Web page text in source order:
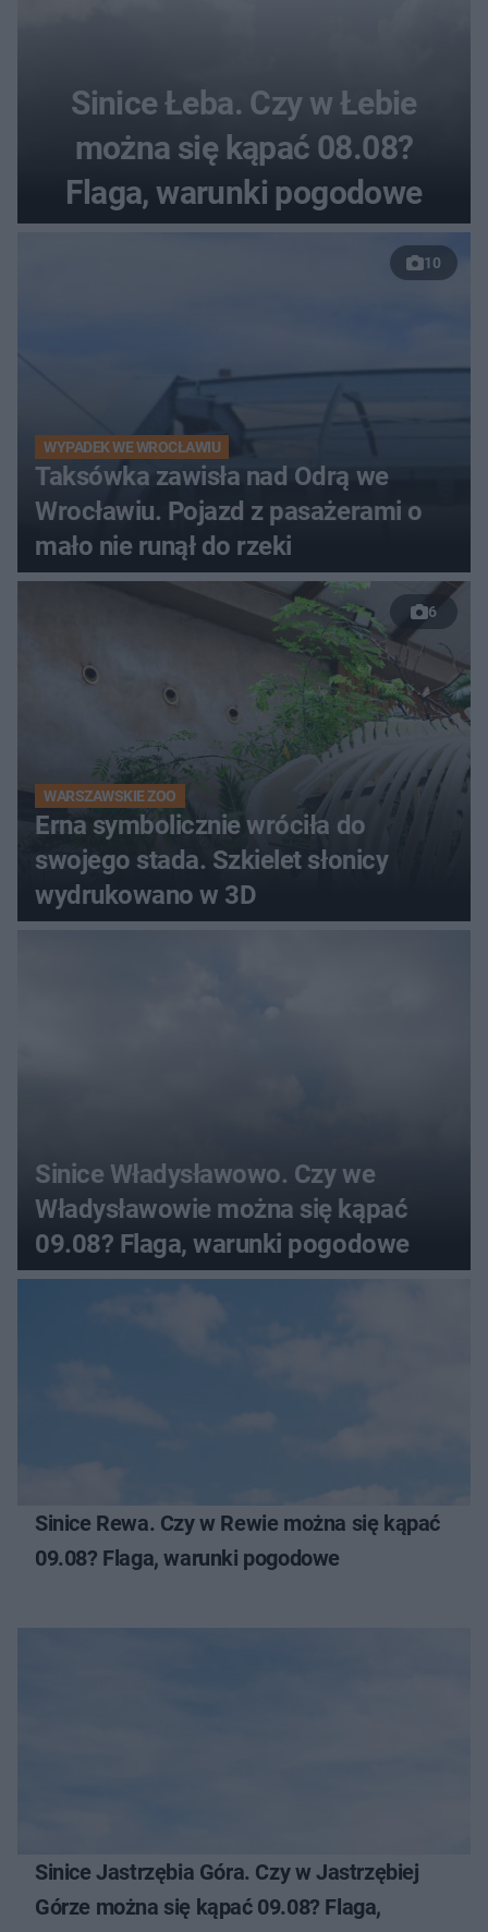
Sinice Łeba. Czy w Łebie
można się kąpać 08.08?
Flaga, warunki pogodowe
10
WYPADEK WE WROCŁAWIU
Taksówka zawisła nad Odrą we
Wrocławiu. Pojazd z pasażerami o
mało nie runął do rzeki
6
WARSZAWSKIE ZOO
Erna symbolicznie wróciła do
swojego stada. Szkielet słonicy
wydrukowano w 3D
Sinice Władysławowo. Czy we
Władysławowie można się kąpać
09.08? Flaga, warunki pogodowe
Sinice Rewa. Czy w Rewie można się kąpać
09.08? Flaga, warunki pogodowe
Sinice Jastrzębia Góra. Czy w Jastrzębiej
Górze można się kąpać 09.08? Flaga,